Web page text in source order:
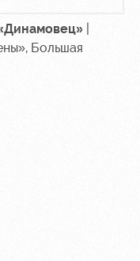
Большая